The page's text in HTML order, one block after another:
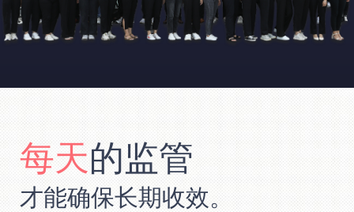
每天的监管
才能确保长期收效。